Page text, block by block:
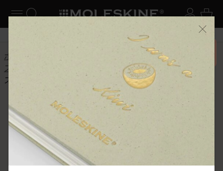
ナビゲーションの切替 ログ
検索 (キーワードなど) カ
6,500円以上のご購入で送料無料 メニ
ーを閉じる
ホーム
モレスキンスマート
スマートライティング・システム
スマートダイアリー
スマートダイアリ
ー